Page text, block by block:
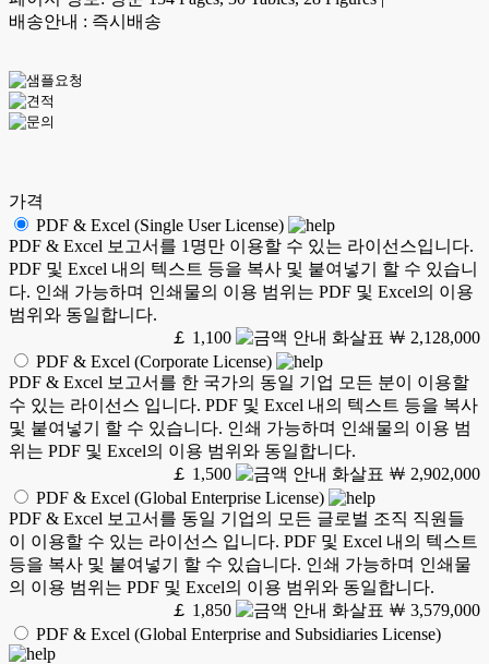
배송안내 : 즉시배송
가격
PDF & Excel (Single User License)
PDF & Excel 보고서를 1명만 이용할 수 있는 라이선스입니다.
PDF 및 Excel 내의 텍스트 등을 복사 및 붙여넣기 할 수 있습니
다. 인쇄 가능하며 인쇄물의 이용 범위는 PDF 및 Excel의 이용
범위와 동일합니다.
￡ 1,100
￦ 2,128,000
PDF & Excel (Corporate License)
PDF & Excel 보고서를 한 국가의 동일 기업 모든 분이 이용할
수 있는 라이선스 입니다. PDF 및 Excel 내의 텍스트 등을 복사
및 붙여넣기 할 수 있습니다. 인쇄 가능하며 인쇄물의 이용 범
위는 PDF 및 Excel의 이용 범위와 동일합니다.
￡ 1,500
￦ 2,902,000
PDF & Excel (Global Enterprise License)
PDF & Excel 보고서를 동일 기업의 모든 글로벌 조직 직원들
이 이용할 수 있는 라이선스 입니다. PDF 및 Excel 내의 텍스트
등을 복사 및 붙여넣기 할 수 있습니다. 인쇄 가능하며 인쇄물
의 이용 범위는 PDF 및 Excel의 이용 범위와 동일합니다.
￡ 1,850
￦ 3,579,000
PDF & Excel (Global Enterprise and Subsidiaries License)